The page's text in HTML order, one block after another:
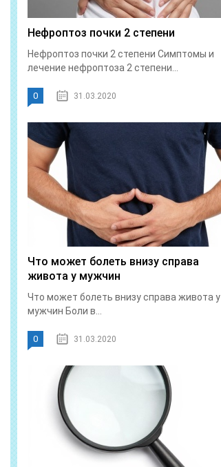
Нефроптоз почки 2 степени
Нефроптоз почки 2 степени Симптомы и
лечение нефроптоза 2 степени...
0 31.03.2020
Что может болеть внизу справа
живота у мужчин
Что может болеть внизу справа живота у
мужчин Боли в...
0 31.03.2020